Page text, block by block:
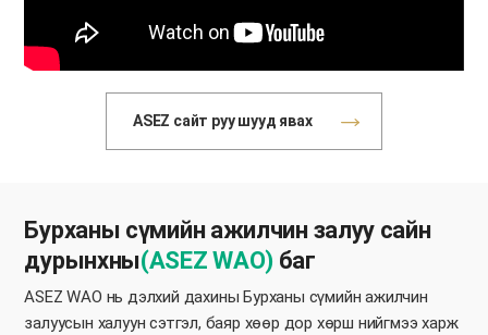
ASEZ сайт руу шууд явах
Бурханы сүмийн ажилчин залуу сайн
дурынхны(ASEZ WAO) баг
ASEZ WAO нь дэлхий дахины Бурханы сүмийн ажилчин
залуусын халуун сэтгэл, баяр хөөр дор хөрш нийгмээ харж